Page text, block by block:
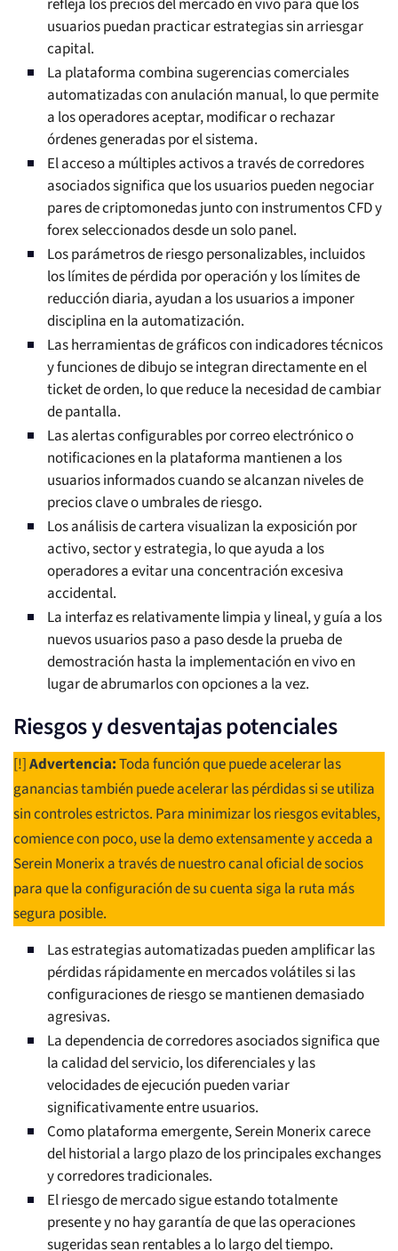
refleja los precios del mercado en vivo para que los
usuarios puedan practicar estrategias sin arriesgar
capital.
La plataforma combina sugerencias comerciales
automatizadas con anulación manual, lo que permite
a los operadores aceptar, modificar o rechazar
órdenes generadas por el sistema.
El acceso a múltiples activos a través de corredores
asociados significa que los usuarios pueden negociar
pares de criptomonedas junto con instrumentos CFD y
forex seleccionados desde un solo panel.
Los parámetros de riesgo personalizables, incluidos
los límites de pérdida por operación y los límites de
reducción diaria, ayudan a los usuarios a imponer
disciplina en la automatización.
Las herramientas de gráficos con indicadores técnicos
y funciones de dibujo se integran directamente en el
ticket de orden, lo que reduce la necesidad de cambiar
de pantalla.
Las alertas configurables por correo electrónico o
notificaciones en la plataforma mantienen a los
usuarios informados cuando se alcanzan niveles de
precios clave o umbrales de riesgo.
Los análisis de cartera visualizan la exposición por
activo, sector y estrategia, lo que ayuda a los
operadores a evitar una concentración excesiva
accidental.
La interfaz es relativamente limpia y lineal, y guía a los
nuevos usuarios paso a paso desde la prueba de
demostración hasta la implementación en vivo en
lugar de abrumarlos con opciones a la vez.
Riesgos y desventajas potenciales
[!]Advertencia:Toda función que puede acelerar las
ganancias también puede acelerar las pérdidas si se utiliza
sin controles estrictos. Para minimizar los riesgos evitables,
comience con poco, use la demo extensamente y acceda a
Serein Monerix a través de nuestro canal oficial de socios
para que la configuración de su cuenta siga la ruta más
segura posible.
Las estrategias automatizadas pueden amplificar las
pérdidas rápidamente en mercados volátiles si las
configuraciones de riesgo se mantienen demasiado
agresivas.
La dependencia de corredores asociados significa que
la calidad del servicio, los diferenciales y las
velocidades de ejecución pueden variar
significativamente entre usuarios.
Como plataforma emergente, Serein Monerix carece
del historial a largo plazo de los principales exchanges
y corredores tradicionales.
El riesgo de mercado sigue estando totalmente
presente y no hay garantía de que las operaciones
sugeridas sean rentables a lo largo del tiempo.